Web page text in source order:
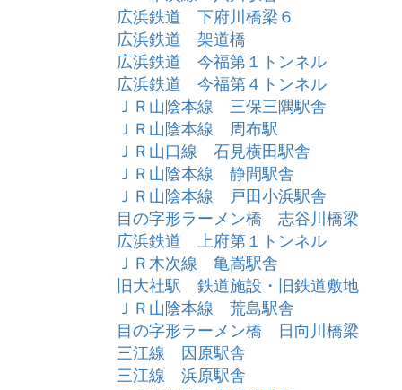
広浜鉄道 下府川橋梁６
広浜鉄道 架道橋
広浜鉄道 今福第１トンネル
広浜鉄道 今福第４トンネル
ＪＲ山陰本線 三保三隅駅舎
ＪＲ山陰本線 周布駅
ＪＲ山口線 石見横田駅舎
ＪＲ山陰本線 静間駅舎
ＪＲ山陰本線 戸田小浜駅舎
目の字形ラーメン橋 志谷川橋梁
広浜鉄道 上府第１トンネル
ＪＲ木次線 亀嵩駅舎
旧大社駅 鉄道施設・旧鉄道敷地
ＪＲ山陰本線 荒島駅舎
目の字形ラーメン橋 日向川橋梁
三江線 因原駅舎
三江線 浜原駅舎